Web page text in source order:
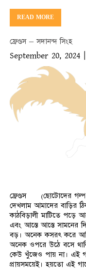
READ MORE
ফ্রেণ্ডস – সদানন্দ সিংহ
September 20, 2024
ফ্রেণ্ডস (ছোটোদের গল্প)
দেখলাম আমাদের বাড়ির
কাঠবিড়ালী মাটিতে পড়ে
এবং আস্তে আস্তে সামনের
বড়। অনেক কসরৎ করে
অনেক ওপরে উঠে বসে
কেউ খুঁজেও পায় না। এই
প্রায়সময়েই। হয়তো এই